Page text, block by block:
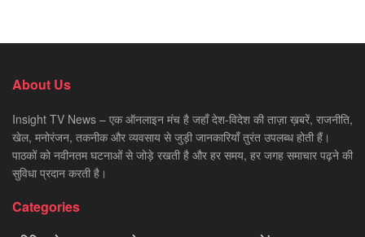
About Us
Insight TV News – एक ऑनलाइन मंच है जहाँ देश-विदेश की ताज़ा ख़बरें, राजनीति,
खेल, मनोरंजन, तकनीक और व्यवसाय से जुड़ी जानकारियाँ तुरंत उपलब्ध होती हैं।
पाठकों को नवीनतम घटनाओं से जोड़े रखती है और हर समय, हर जगह समाचार पढ़ने की
सुविधा प्रदान करती है।
Categories